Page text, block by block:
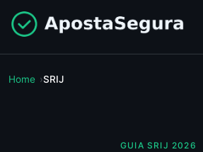
Home SRIJ
GUIA SRIJ 2026